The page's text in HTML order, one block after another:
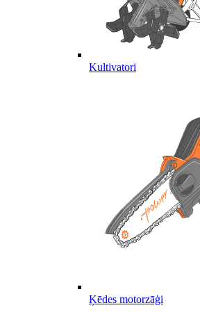
Kultivatori
Ķēdes motorzāģi